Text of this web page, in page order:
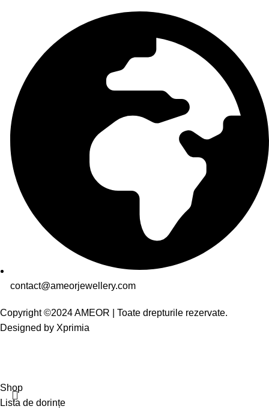
contact@ameorjewellery.com
Copyright ©2024 AMEOR | Toate drepturile rezervate.
Designed by Xprimia
Shop
Lista de dorințe